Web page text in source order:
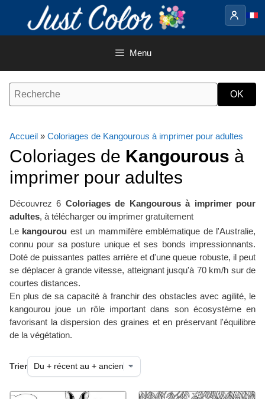
contenu
Menu
Accueil » Coloriages de Kangourous à imprimer pour adultes
Coloriages de Kangourous à
imprimer pour adultes
Découvrez 6 Coloriages de Kangourous à imprimer pour
adultes, à télécharger ou imprimer gratuitement
Le kangourou est un mammifère emblématique de l'Australie,
connu pour sa posture unique et ses bonds impressionnants.
Doté de puissantes pattes arrière et d'une queue robuste, il peut
se déplacer à grande vitesse, atteignant jusqu'à 70 km/h sur de
courtes distances.
En plus de sa capacité à franchir des obstacles avec agilité, le
kangourou joue un rôle important dans son écosystème en
favorisant la dispersion des graines et en préservant l'équilibre
de la végétation.
Trier